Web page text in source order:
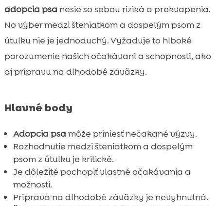
 Výhody adopcie šteniatka
 Výhody adopcie dospelého psa

Šteniatko alebo dospelý pes z útulku – čo
Koľko času venujete vychove a výcviku?
 CricksyDog: Výborná voľba pre každého
Starostlivosť o zdravie a výživu
Psy s hypoalergénnymi potrebami
Aký vplyv má vek psa na jeho správanie?
 Záver
 FAQ
adopcia psa nesie so sebou riziká a prekvapenia.
No výber medzi šteniatkom a dospelým psom z
útulku nie je jednoduchý. Vyžaduje to hlboké
porozumenie našich očakávaní a schopností, ako
aj prípravu na dlhodobé záväzky.
Hlavné body
Adopcia psa môže priniesť nečakané výzvy.
Rozhodnutie medzi šteniatkom a dospelým
psom z útulku je kritické.
Je dôležité pochopiť vlastné očakávania a
možnosti.
Príprava na dlhodobé záväzky je nevyhnutná.